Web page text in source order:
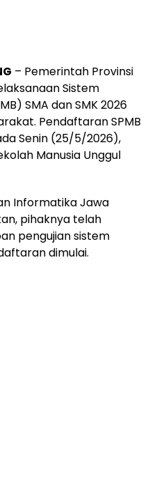
– Pemerintah Provinsi
Sistem
SMA dan SMK 2026
Pendaftaran SPMB
Senin (25/5/2026),
Manusia Unggul
Informatika Jawa
pihaknya telah
pengujian sistem
dimulai.